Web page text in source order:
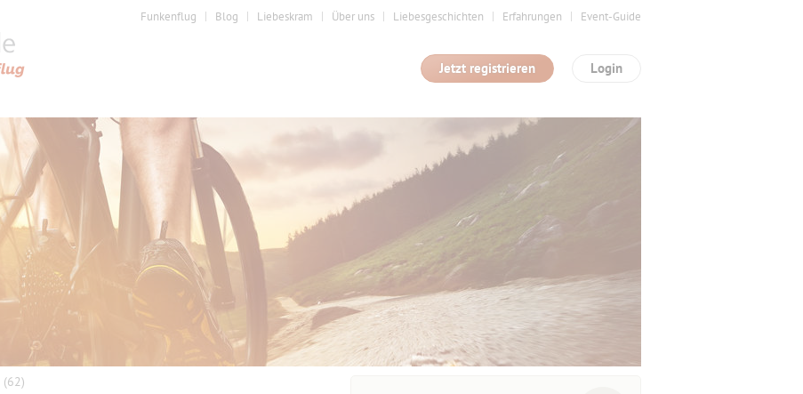
Funkenflug Blog Liebeskram Über uns Liebesgeschichten Erfahrungen Event-Guide
Login
Jetzt registrieren
(62)